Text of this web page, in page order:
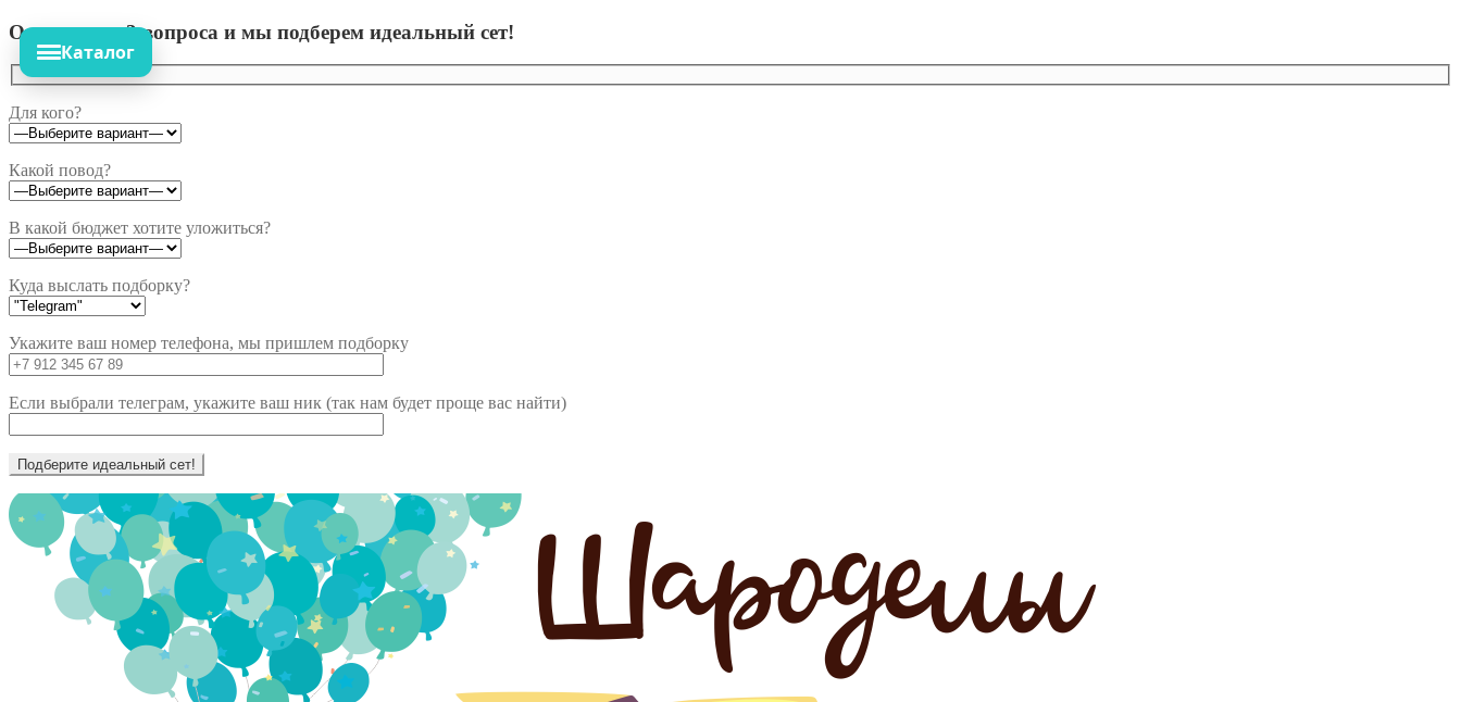
Ответьте на 3 вопроса и мы подберем идеальный сет!
Для кого?
Какой повод?
В какой бюджет хотите уложиться?
Куда выслать подборку?
Укажите ваш номер телефона, мы пришлем подборку
Если выбрали телеграм, укажите ваш ник (так нам будет проще вас найти)
Перейти
к
навигации
Перейти
к
содержимому
Каталог